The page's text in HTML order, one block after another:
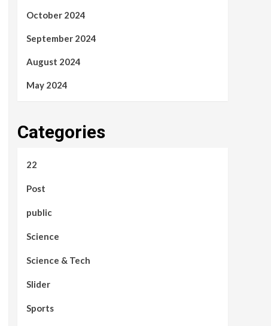
October 2024
September 2024
August 2024
May 2024
Categories
22
Post
public
Science
Science & Tech
Slider
Sports